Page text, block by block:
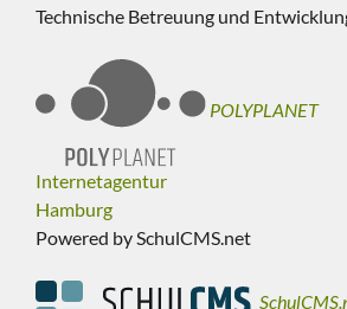
Technische Betreuung und
POLYPLANET
Internetagentur
Hamburg
Powered by SchulCMS.net